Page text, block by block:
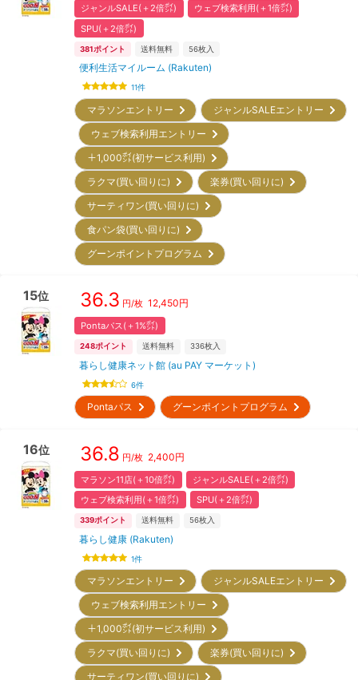
ジャンルSALE(＋2倍㌽)
ウェブ検索利用(＋1倍㌽)
SPU(＋2倍㌽)
381ポイント 送料無料 56枚入
便利生活マイルーム (Rakuten)
11件
マラソンエントリー
ジャンルSALEエントリー
ウェブ検索利用エントリー
＋1,000㌽(初サービス利用)
ラクマ(買い回りに)
楽券(買い回りに)
サーティワン(買い回りに)
食パン袋(買い回りに)
グーンポイントプログラム
15位 36.3 円/枚 12,450円
Pontaパス(＋1%㌽)
248ポイント 送料無料 336枚入
暮らし健康ネット館 (au PAY マーケット)
6件
Pontaパス グーンポイントプログラム
16位 36.8 円/枚 2,400円
マラソン11店(＋10倍㌽)
ジャンルSALE(＋2倍㌽)
ウェブ検索利用(＋1倍㌽)
SPU(＋2倍㌽)
339ポイント 送料無料 56枚入
暮らし健康 (Rakuten)
1件
マラソンエントリー
ジャンルSALEエントリー
ウェブ検索利用エントリー
＋1,000㌽(初サービス利用)
ラクマ(買い回りに)
楽券(買い回りに)
サーティワン(買い回りに)